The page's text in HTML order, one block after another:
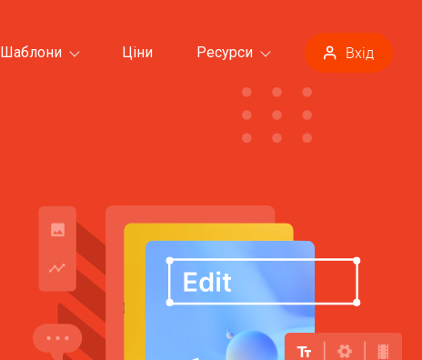
Вхід
Шаблони
Усі шаблони >
Ціни Ресурси